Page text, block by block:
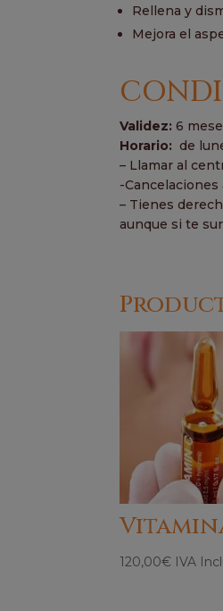
Rellena y
Mejora el
Validez:6
Horario: de
– Llamar al
-
– Tienes
aunque si te
120,00€ IVA